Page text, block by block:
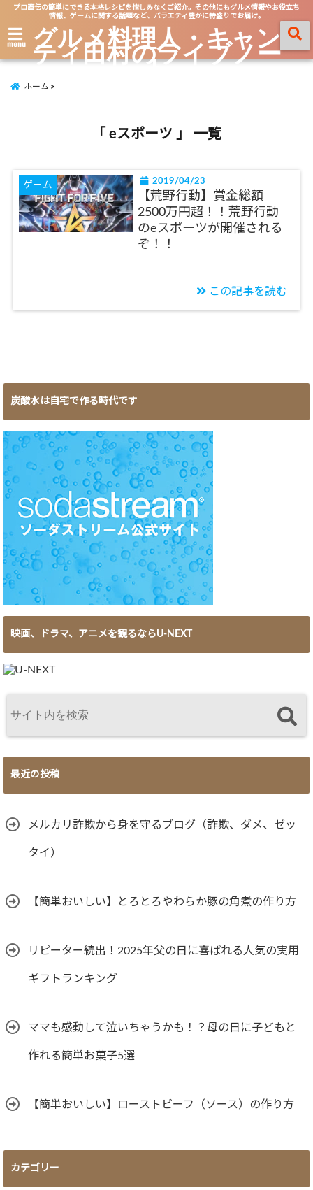
プロ直伝の簡単にできる本格レシピを惜しみなくご紹介。その他にもグルメ情報やお役立ち
情報、ゲームに関する話題など、バラエティ豊かに特盛りでお届け。
menu グルメ料理人・キャン
ティ田村のライブノー
ト
ホーム
「 eスポーツ 」 一覧
ゲーム 2019/04/23
【荒野行動】賞金総額
2500万円超！！荒野行動
のeスポーツが開催される
ぞ！！
この記事を読む
炭酸水は自宅で作る時代です
映画、ドラマ、アニメを観るならU-NEXT
最近の投稿
メルカリ詐欺から身を守るブログ（詐欺、ダメ、ゼッ
タイ）
【簡単おいしい】とろとろやわらか豚の角煮の作り方
リピーター続出！2025年父の日に喜ばれる人気の実用
ギフトランキング
ママも感動して泣いちゃうかも！？母の日に子どもと
作れる簡単お菓子5選
【簡単おいしい】ローストビーフ（ソース）の作り方
カテゴリー